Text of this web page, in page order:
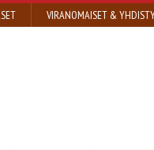
VIRANOMAISET &